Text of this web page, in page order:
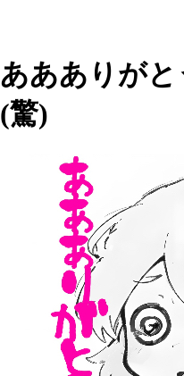
ああありが
(驚)